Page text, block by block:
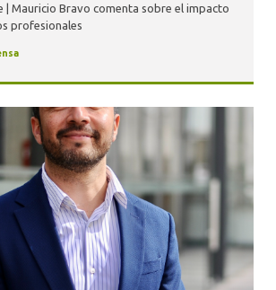
| Mauricio Bravo comenta sobre el impacto
profesionales